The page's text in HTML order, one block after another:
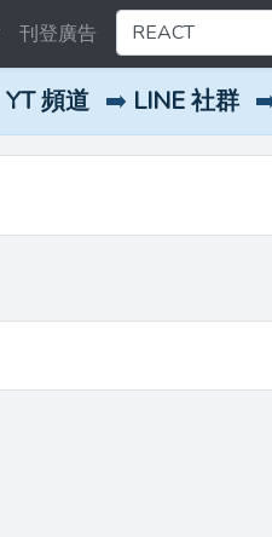
刊登廣告
YT 頻道 ➡️ LINE 社群